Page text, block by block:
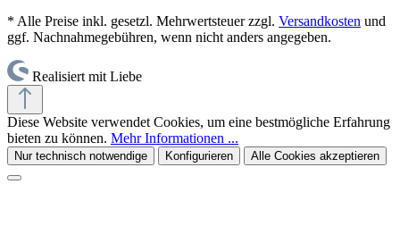
* Alle Preise inkl. gesetzl. Mehrwertsteuer zzgl. Versandkosten und
ggf. Nachnahmegebühren, wenn nicht anders angegeben.
Realisiert mit Liebe
Diese Website verwendet Cookies, um eine bestmögliche Erfahrung
bieten zu können. Mehr Informationen ...
Nur technisch notwendige Konfigurieren Alle Cookies akzeptieren